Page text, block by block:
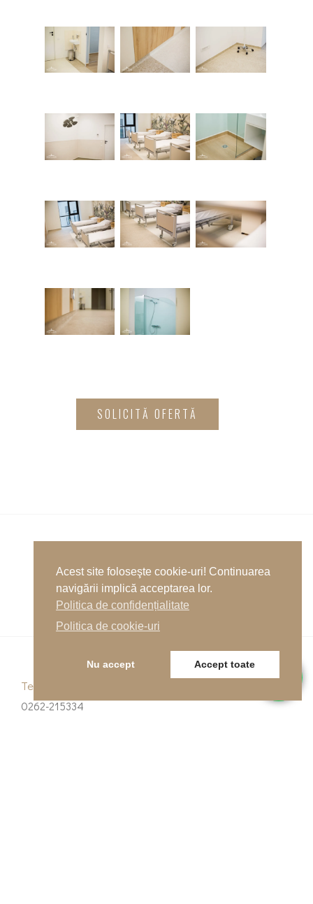
SOLICITĂ OFERTĂ
Următor
Telefon
0262-215334
Acest site foloseşte cookie-uri! Continuarea
navigării implică acceptarea lor.
Politica de confidențialitate
Politica de cookie-uri
Nu accept Accept toate